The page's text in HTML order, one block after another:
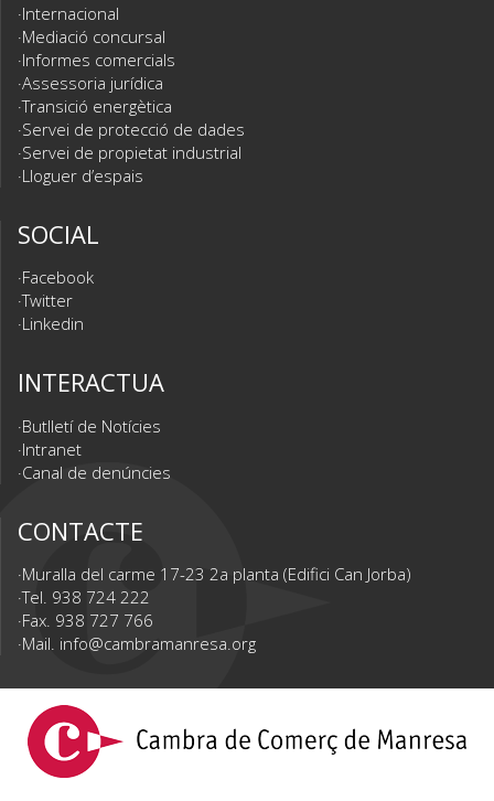
Internacional
Mediació concursal
Informes comercials
Assessoria jurídica
Transició energètica
Servei de protecció de dades
Servei de propietat industrial
Lloguer d’espais
SOCIAL
Facebook
Twitter
Linkedin
INTERACTUA
Butlletí de Notícies
Intranet
Canal de denúncies
CONTACTE
Muralla del carme 17-23 2a planta (Edifici Can Jorba)
Tel. 938 724 222
Fax. 938 727 766
Mail. info@cambramanresa.org